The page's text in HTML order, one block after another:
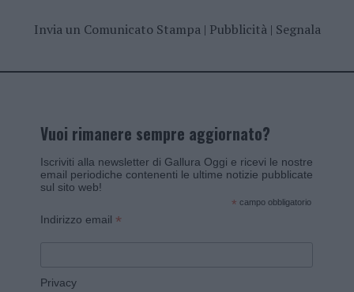
Invia un Comunicato Stampa| Pubblicità| Segnala
Vuoi rimanere sempre aggiornato?
Iscriviti alla newsletter di Gallura Oggi e ricevi le nostre
email periodiche contenenti le ultime notizie pubblicate
sul sito web!
* campo obbligatorio
Indirizzo email *
Privacy